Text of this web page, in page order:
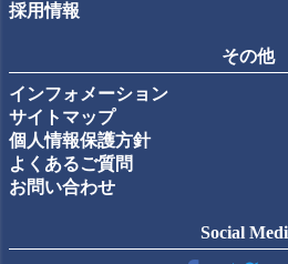
採用情報
その他
インフォメーション
サイトマップ
個人情報保護方針
よくあるご質問
お問い合わせ
Social